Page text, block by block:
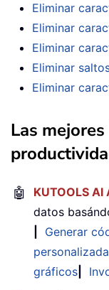
Eliminar
Eliminar
Eliminar
Eliminar
Eliminar
Las
🤖 KUTOOLS
datos
Generar
gráficos